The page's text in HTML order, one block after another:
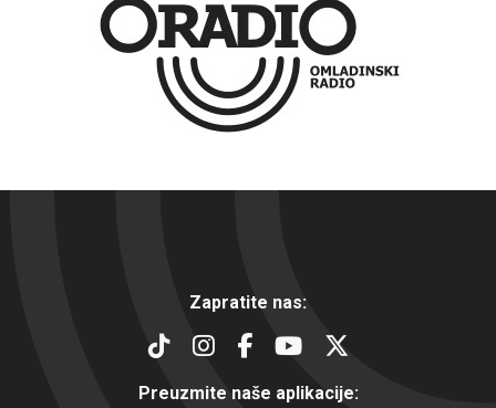
Zapratite nas:
Preuzmite naše aplikacije: